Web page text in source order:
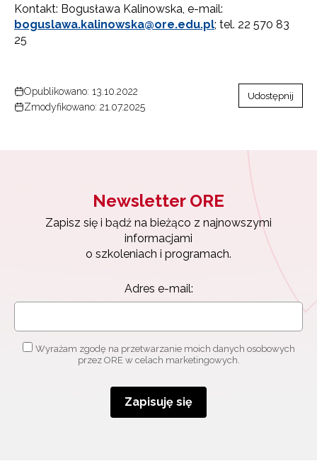
Kontakt: Bogusława Kalinowska, e-mail:
boguslawa.kalinowska@ore.edu.pl; tel. 22 570 83
25
Opublikowano: 13.10.2022
Zmodyfikowano: 21.07.2025
Udostępnij
Newsletter ORE
Zapisz się i bądź na bieżąco z najnowszymi
informacjami
o szkoleniach i programach.
Adres e-mail:
Wyrażam zgodę na przetwarzanie moich danych osobowych
przez ORE w celach marketingowych.
Zapisuję się
Newsletter ORE
o szkoleniach i programach.
osobowych przez ORE w celach marketingowych.